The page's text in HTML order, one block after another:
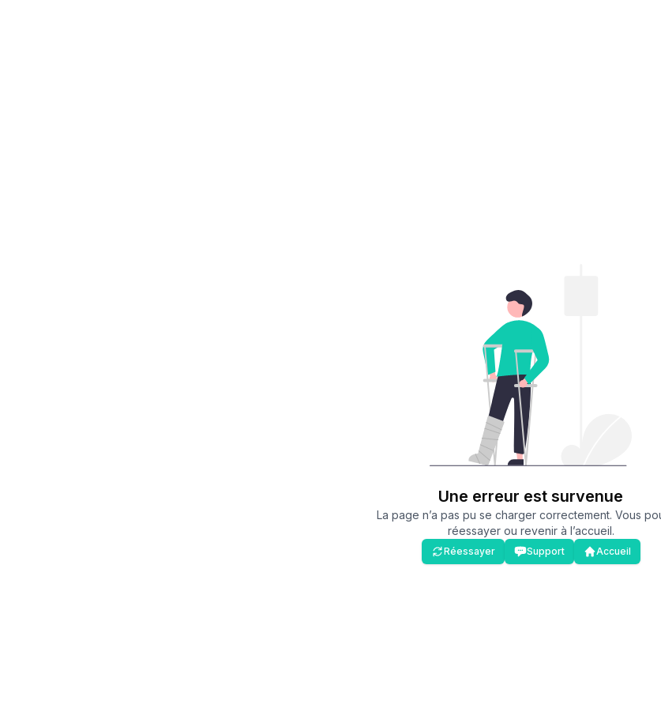
Une erreur est survenue
La page n’a pas pu se charger correctement. Vous
réessayer ou revenir à l’accueil.
Réessayer Support Accueil